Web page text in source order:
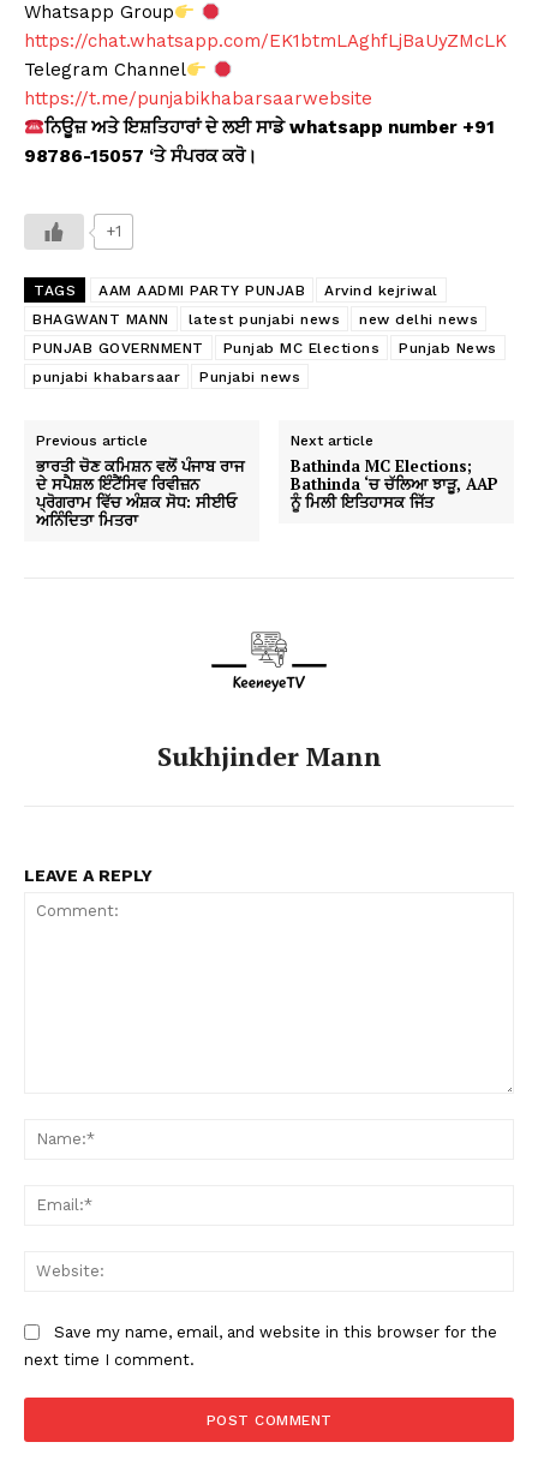
Whatsapp Group
https://chat.whatsapp.com/EK1btmLAghfLjBaUyZMcLK
Telegram Channel
https://t.me/punjabikhabarsaarwebsite
ਨਿਊਜ਼ ਅਤੇ ਇਸ਼ਤਿਹਾਰਾਂ ਦੇ ਲਈ ਸਾਡੇ whatsapp number +91
98786-15057 ‘ਤੇ ਸੰਪਰਕ ਕਰੋ।
+1
TAGS AAM AADMI PARTY PUNJAB
Arvind kejriwal
BHAGWANT MANN
latest punjabi news
new delhi news
PUNJAB GOVERNMENT
Punjab MC Elections
Punjab News
punjabi khabarsaar
Punjabi news
Previous article
ਭਾਰਤੀ ਚੋਣ ਕਮਿਸ਼ਨ ਵਲੋਂ ਪੰਜਾਬ ਰਾਜ
ਦੇ ਸਪੈਸ਼ਲ ਇੰਟੈਂਸਿਵ ਰਿਵੀਜ਼ਨ
ਪ੍ਰੋਗਰਾਮ ਵਿੱਚ ਅੰਸ਼ਕ ਸੋਧ: ਸੀਈਓ
ਅਨਿੰਦਿਤਾ ਮਿਤਰਾ
Next article
Bathinda MC Elections;
Bathinda ‘ਚ ਚੱਲਿਆ ਝਾੜੂ, AAP
ਨੂੰ ਮਿਲੀ ਇਤਿਹਾਸਕ ਜਿੱਤ
Sukhjinder Mann
LEAVE A REPLY
Save my name, email, and website in this browser for the
next time I comment.